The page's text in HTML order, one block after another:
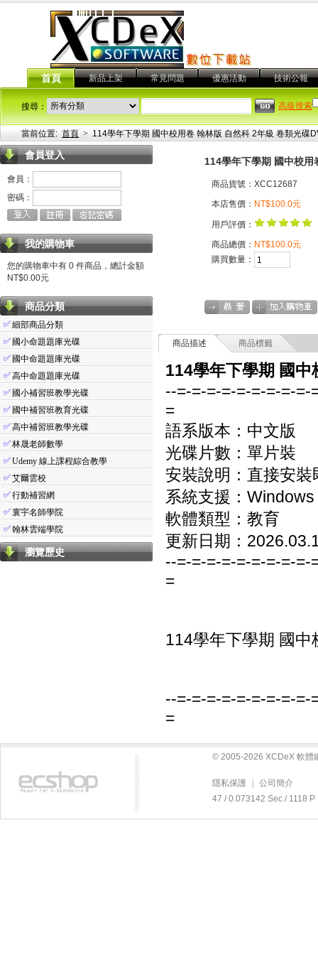
首頁 新品上架 常見問題 優惠活動 技術公報
搜尋： 高級搜索
當前位置: 首頁 > 114學年下學期 國中校用卷 翰林版 自然科 2年級 卷類光碟
會員登入
會員：
密碼：
我的購物車
您的購物車中有 0 件商品，總計金額
NT$0.00元
商品分類
✅細部商品分類
✅ 國小命題題庫光碟
✅ 國中命題題庫光碟
✅高中命題題庫光碟
✅ 國小補習班教學光碟
✅ 國中補習班教育光碟
✅高中補習班教學光碟
✅林晟老師數學
✅Udemy 線上課程綜合教學
✅艾爾雲校
✅行動補習網
✅寰宇名師學院
✅翰林雲端學院
瀏覽歷史
114學年下學期 國中校
商品貨號：XCC12687
本店售價： NT$100.0元
用戶評價：
商品總價： NT$100.0元
購買數量：
商品描述 商品標籤
114學年下學期 國
--=-=-=-=-=-=-=-=-=-
=
語系版本：中文版
光碟片數：單片裝
安裝說明：直接安裝
系統支援：
軟體類型：教育
更新日期：
--=-=-=-=-=-=-=-=-=-
=
114學年下學期 國
--=-=-=-=-=-=-=-=-=-
=
© 2005-2026 XCDeX 軟體
隱私保護
公司簡介
47 / 0.073142 Sec / 1118